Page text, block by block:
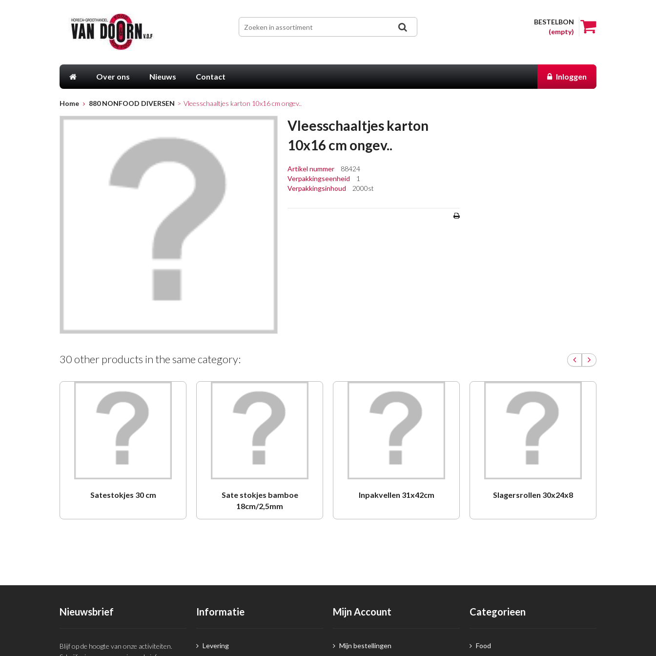
BESTELBON
(empty)
Over ons Nieuws Contact Inloggen
Home 880 NONFOOD DIVERSEN > Vleesschaaltjes karton 10x16 cm ongev..
Vleesschaaltjes karton
10x16 cm ongev..
Artikel nummer
88424
Verpakkingseenheid
1
Verpakkingsinhoud
2000st
30 other products in the same category:
Satestokjes 30 cm
Sate stokjes bamboe
18cm/2,5mm
Inpakvellen 31x42cm Slagersrollen 30x24x8
Nieuwsbrief
Blijf op de hoogte van onze activiteiten.
Informatie
Levering
Mijn Account
Mijn bestellingen
Categorieen
Food